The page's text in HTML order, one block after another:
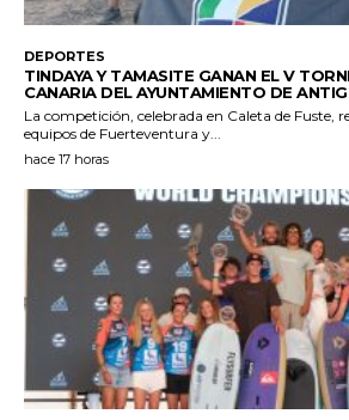
DEPORTES
TINDAYA Y TAMASITE GANAN EL V
CANARIA DEL AYUNTAMIENTO DE
La competición, celebrada en Caleta de Fuste,
equipos de Fuerteventura y...
hace 17 horas